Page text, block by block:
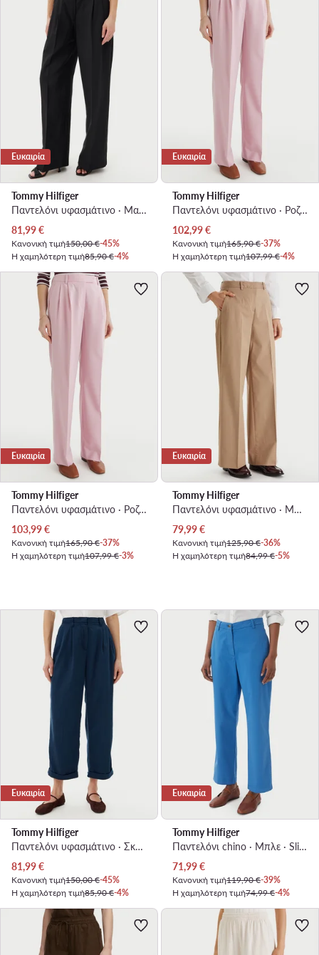
Ευκαιρία
Tommy Hilfiger
Παντελόνι υφασμάτινο · Μαύρο · Relaxed Fit
Τρέχουσα τιμή
81,99€
Κανονική τιμή150,00 €-45%
Η χαμηλότερη τιμή85,90 €-4%
Ευκαιρία
Tommy Hilfiger
Παντελόνι υφασμάτινο · Ροζ · Regular Fit
Τρέχουσα τιμή
102,99€
Κανονική τιμή165,90 €-37%
Η χαμηλότερη τιμή107,99 €-4%
Ευκαιρία
Tommy Hilfiger
Παντελόνι υφασμάτινο · Ροζ · Regular Fit
Τρέχουσα τιμή
103,99€
Κανονική τιμή165,90 €-37%
Η χαμηλότερη τιμή107,99 €-3%
Ευκαιρία
Tommy Hilfiger
Παντελόνι υφασμάτινο · Μπεζ · Regular Fit
Τρέχουσα τιμή
79,99€
Κανονική τιμή125,90 €-36%
Η χαμηλότερη τιμή84,99 €-5%
Ευκαιρία
Tommy Hilfiger
Παντελόνι υφασμάτινο · Σκούρο μπλε · Relaxed Fit
Τρέχουσα τιμή
81,99€
Κανονική τιμή150,00 €-45%
Η χαμηλότερη τιμή85,90 €-4%
Ευκαιρία
Tommy Hilfiger
Παντελόνι chino · Μπλε · Slim Fit
Τρέχουσα τιμή
71,99€
Κανονική τιμή119,90 €-39%
Η χαμηλότερη τιμή74,99 €-4%